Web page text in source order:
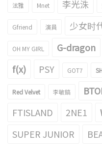
泫雅 Mnet 李光洙
Gfriend 演員 少女时
OH MY GIRL G-dragon
f(x) PSY GOT7
Red Velvet 李敏鎬
FTISLAND
2NE1
SUPER JUNIOR